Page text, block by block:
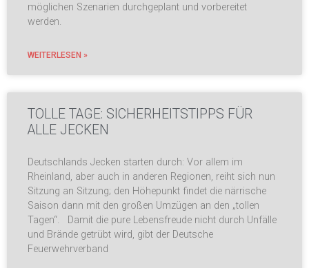
möglichen Szenarien durchgeplant und vorbereitet
werden.
WEITERLESEN »
TOLLE TAGE: SICHERHEITSTIPPS FÜR
ALLE JECKEN
Deutschlands Jecken starten durch: Vor allem im
Rheinland, aber auch in anderen Regionen, reiht sich nun
Sitzung an Sitzung; den Höhepunkt findet die närrische
Saison dann mit den großen Umzügen an den „tollen
Tagen“. Damit die pure Lebensfreude nicht durch Unfälle
und Brände getrübt wird, gibt der Deutsche
Feuerwehrverband